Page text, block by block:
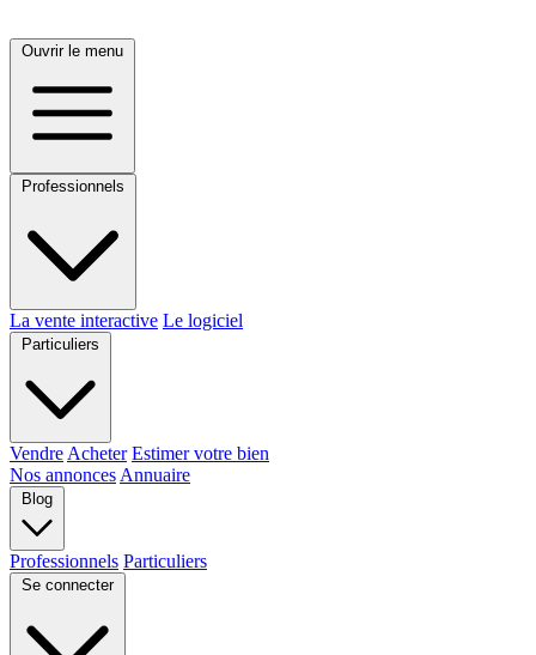
Ouvrir le menu
Professionnels
La vente interactive Le logiciel
Particuliers
Vendre Acheter Estimer votre bien
Nos annonces Annuaire
Blog
Professionnels Particuliers
Se connecter